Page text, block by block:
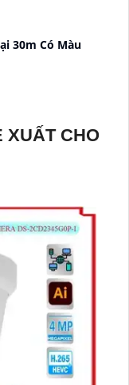
30m Có Màu
XUẤT CHO